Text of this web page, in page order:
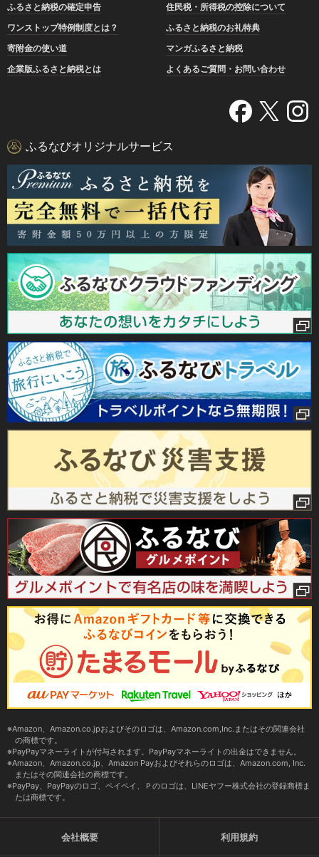
ふるさと納税の確定申告
住民税・所得税の控除について
ワンストップ特例制度とは？
ふるさと納税のお礼特典
寄附金の使い道
マンガふるさと納税
企業版ふるさと納税とは
よくあるご質問・お問い合わせ
ふるなびオリジナルサービス
Amazon、Amazon.co.jpおよびそのロゴは、Amazon.com,Inc.またはその関連会社
の商標です。
PayPayマネーライトが付与されます。PayPayマネーライトの出金はできません。
Amazon、Amazon.co.jp、Amazon Payおよびそれらのロゴは、Amazon.com, Inc.
またはその関連会社の商標です。
PayPay、PayPayのロゴ、ペイペイ、Ｐのロゴは、LINEヤフー株式会社の登録商標ま
たは商標です。
会社概要 利用規約